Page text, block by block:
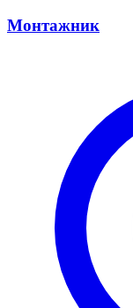
Монтажник